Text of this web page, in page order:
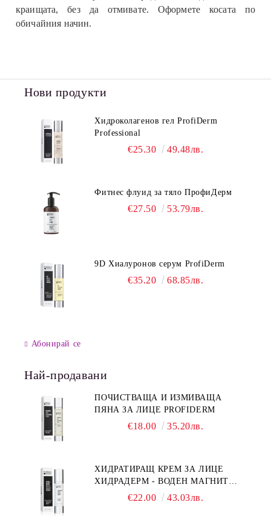
краищата, без да отмивате. Оформете косата по
обичайния начин.
Нови продукти
Хидроколагенов гел ProfiDerm
Professional
€25.30 49.48лв.
Фитнес флуид за тяло ПрофиДерм
€27.50 53.79лв.
9D Хиалуронов серум ProfiDerm
€35.20 68.85лв.
Абонирай се
Най-продавани
ПОЧИСТВАЩА И ИЗМИВАЩА
ПЯНА ЗА ЛИЦЕ PROFIDERM
€18.00 35.20лв.
ХИДРАТИРАЩ КРЕМ ЗА ЛИЦЕ
ХИДРАДЕРМ - ВОДЕН МАГНИТ
PROFIDERM€22.00 43.03лв.